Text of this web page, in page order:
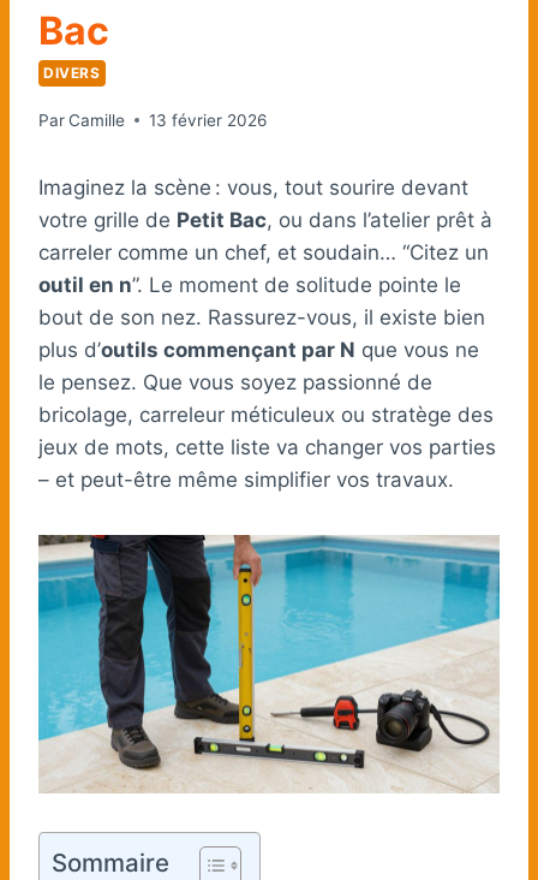
Bac
DIVERS
ParCamille 13 février 2026
Imaginez la scène : vous, tout sourire devant
votre grille de Petit Bac, ou dans l’atelier prêt à
carreler comme un chef, et soudain… “Citez un
outil en n”. Le moment de solitude pointe le
bout de son nez. Rassurez-vous, il existe bien
plus d’outils commençant par N que vous ne
le pensez. Que vous soyez passionné de
bricolage, carreleur méticuleux ou stratège des
jeux de mots, cette liste va changer vos parties
– et peut-être même simplifier vos travaux.
Sommaire